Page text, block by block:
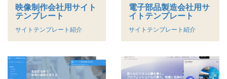
映像制作会社用サイト
テンプレート
サイトテンプレート紹介
電子部品製造会社用サ
イトテンプレート
サイトテンプレート紹介